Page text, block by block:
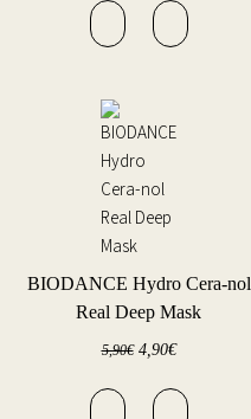
BIODANCE Hydro Cera-nol
Real Deep Mask
5,90€ 4,90€